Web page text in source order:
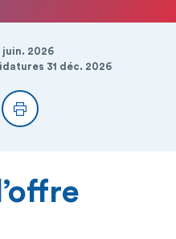
juin. 2026
31 déc. 2026
Imprimer